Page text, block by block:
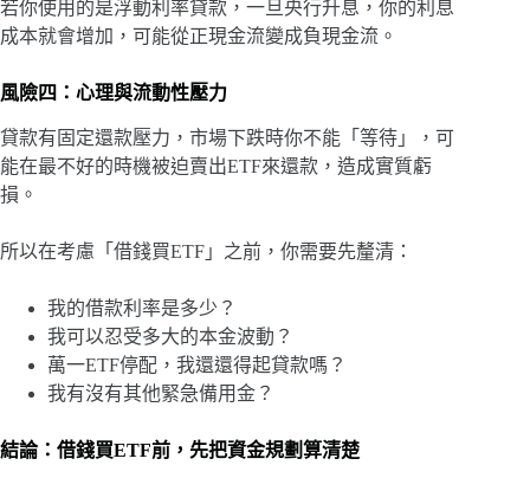
若你使用的是浮動利率貸款，一旦央行升息，你的利息
成本就會增加，可能從正現金流變成負現金流。
風險四：心理與流動性壓力
貸款有固定還款壓力，市場下跌時你不能「等待」，可
能在最不好的時機被迫賣出ETF來還款，造成實質虧
損。
所以在考慮「借錢買ETF」之前，你需要先釐清：
我的借款利率是多少？
我可以忍受多大的本金波動？
萬一ETF停配，我還還得起貸款嗎？
我有沒有其他緊急備用金？
結論：借錢買ETF前，先把資金規劃算清楚